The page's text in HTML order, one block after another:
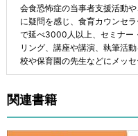
会食恐怖症の当事者支援活動
に疑問を感じ、食育カウンセ
で延べ3000人以上、セミナー
リング、講座や講演、執筆活
校や保育園の先生などにメッセ
関連書籍